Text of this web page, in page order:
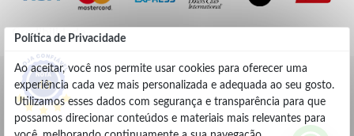
Política de Privacidade
Ao aceitar, você nos permite usar cookies para oferecer uma
experiência cada vez mais personalizada e adequada ao seu gosto.
Utilizamos esses dados com segurança e transparência para que
possamos direcionar conteúdos e materiais mais relevantes para
Credibilidade
4.9